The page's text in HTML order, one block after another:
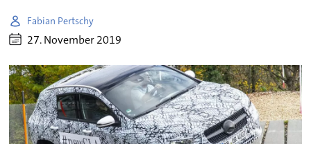
Fabian Pertschy
27. November 2019